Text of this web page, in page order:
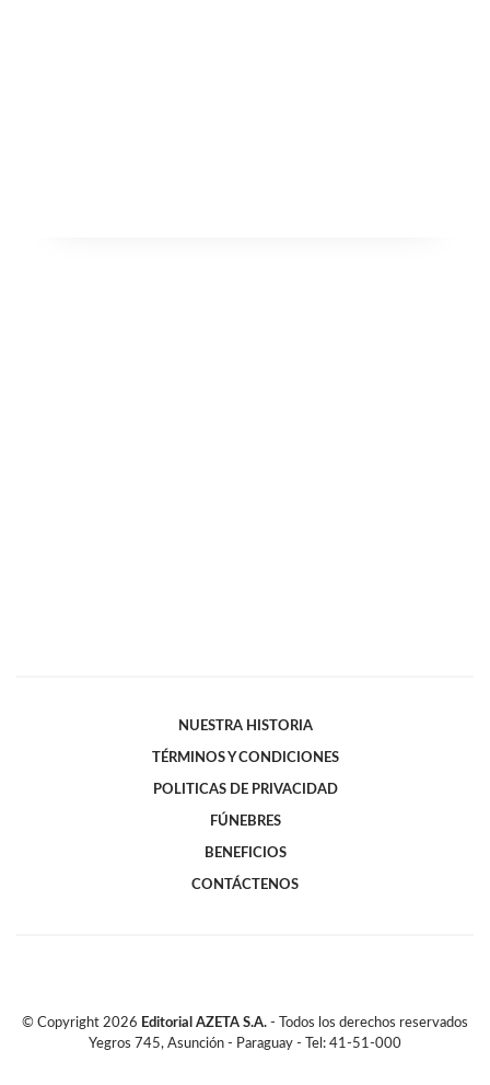
NUESTRA HISTORIA
TÉRMINOS Y CONDICIONES
POLITICAS DE PRIVACIDAD
FÚNEBRES
BENEFICIOS
CONTÁCTENOS
© Copyright 2026 Editorial AZETA S.A. - Todos los derechos reservados
Yegros 745, Asunción - Paraguay - Tel: 41-51-000